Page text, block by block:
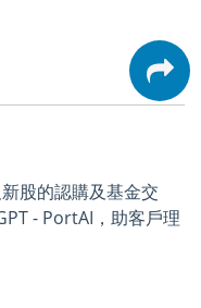
股的認購及基金交
- PortAI，助客戶理